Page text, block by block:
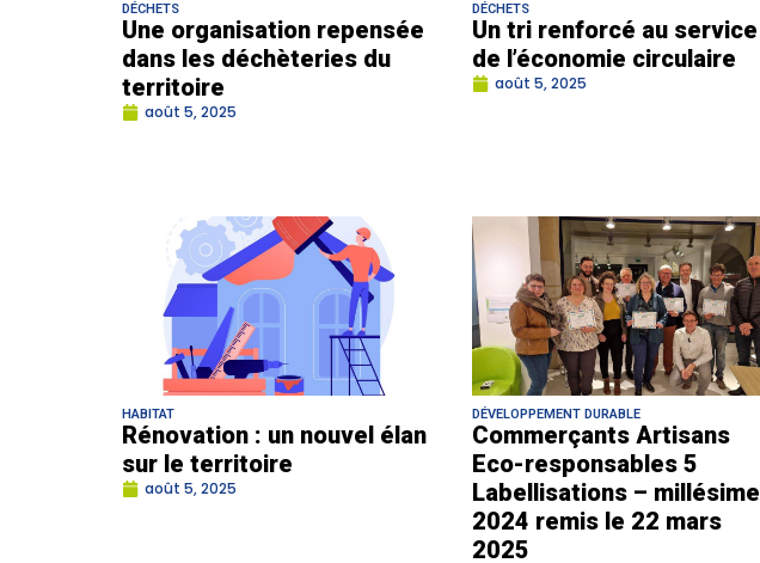
DÉCHETS
Une organisation repensée
dans les déchèteries du
territoire
août 5, 2025
DÉCHETS
Un tri renforcé au service
de l’économie circulaire
août 5, 2025
HABITAT
Rénovation : un nouvel élan
sur le territoire
août 5, 2025
DÉVELOPPEMENT DURABLE
Commerçants Artisans
Eco-responsables 5
Labellisations – millésime
2024 remis le 22 mars
2025